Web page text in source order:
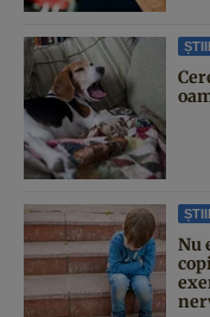
Nu